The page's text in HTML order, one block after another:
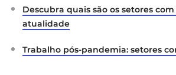
Descubra quais são os setores
atualidade
Trabalho pós-pandemia: setores